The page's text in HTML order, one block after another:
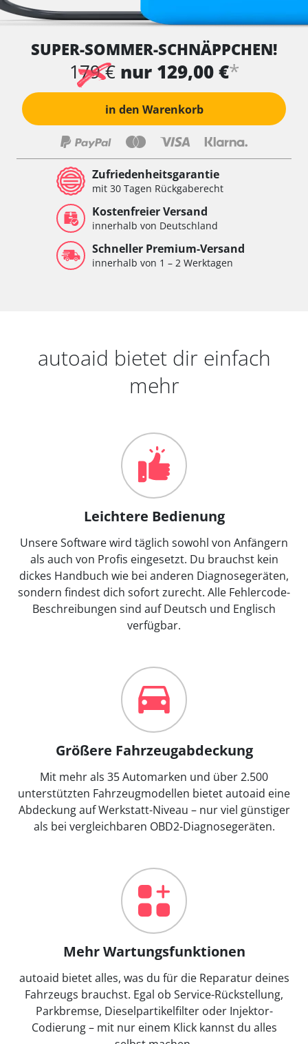
SUPER-SOMMER-SCHNÄPPCHEN!
179 € nur 129,00 €*
in den Warenkorb
Zufriedenheitsgarantie
mit 30 Tagen Rückgaberecht
Kostenfreier Versand
innerhalb von Deutschland
Schneller Premium-Versand
innerhalb von 1 – 2 Werktagen
autoaid bietet dir einfach
mehr
Leichtere Bedienung
Unsere Software wird täglich sowohl von Anfängern
als auch von Profis eingesetzt. Du brauchst kein
dickes Handbuch wie bei anderen Diagnosegeräten,
sondern findest dich sofort zurecht. Alle Fehlercode-
Beschreibungen sind auf Deutsch und Englisch
verfügbar.
Größere Fahrzeugabdeckung
Mit mehr als 35 Automarken und über 2.500
unterstützten Fahrzeugmodellen bietet autoaid eine
Abdeckung auf Werkstatt-Niveau – nur viel günstiger
als bei vergleichbaren OBD2-Diagnosegeräten.
Mehr Wartungsfunktionen
autoaid bietet alles, was du für die Reparatur deines
Fahrzeugs brauchst. Egal ob Service-Rückstellung,
Parkbremse, Dieselpartikelfilter oder Injektor-
Codierung – mit nur einem Klick kannst du alles